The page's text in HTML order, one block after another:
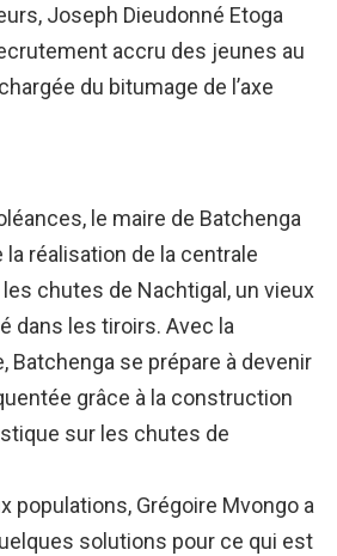
Joseph Dieudonné Etoga
accru des jeunes au
du bitumage de l’axe
le maire de Batchenga
réalisation de la centrale
chutes de Nachtigal, un vieux
dans les tiroirs. Avec la
Batchenga se prépare à devenir
grâce à la construction
sur les chutes de
populations, Grégoire Mvongo a
solutions pour ce qui est